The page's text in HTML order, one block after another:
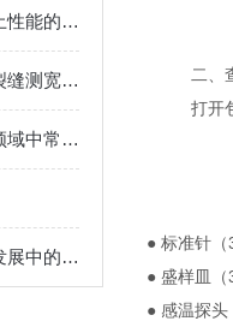
混凝土流变仪：解析混凝土性能的关键工具
看完本篇你就知道什么是裂缝测宽仪了
真三轴试验仪是岩土工程领域中常用的实验设备之一
滑管流变仪在混凝土技术发展中的重要性
二、
打开
● 标准针（
● 盛样皿（
● 感温探头